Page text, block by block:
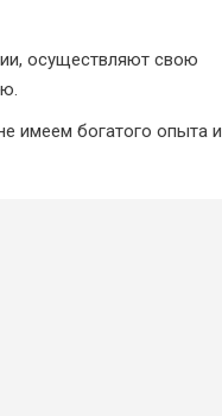
осуществляют свою
имеем богатого опыта и